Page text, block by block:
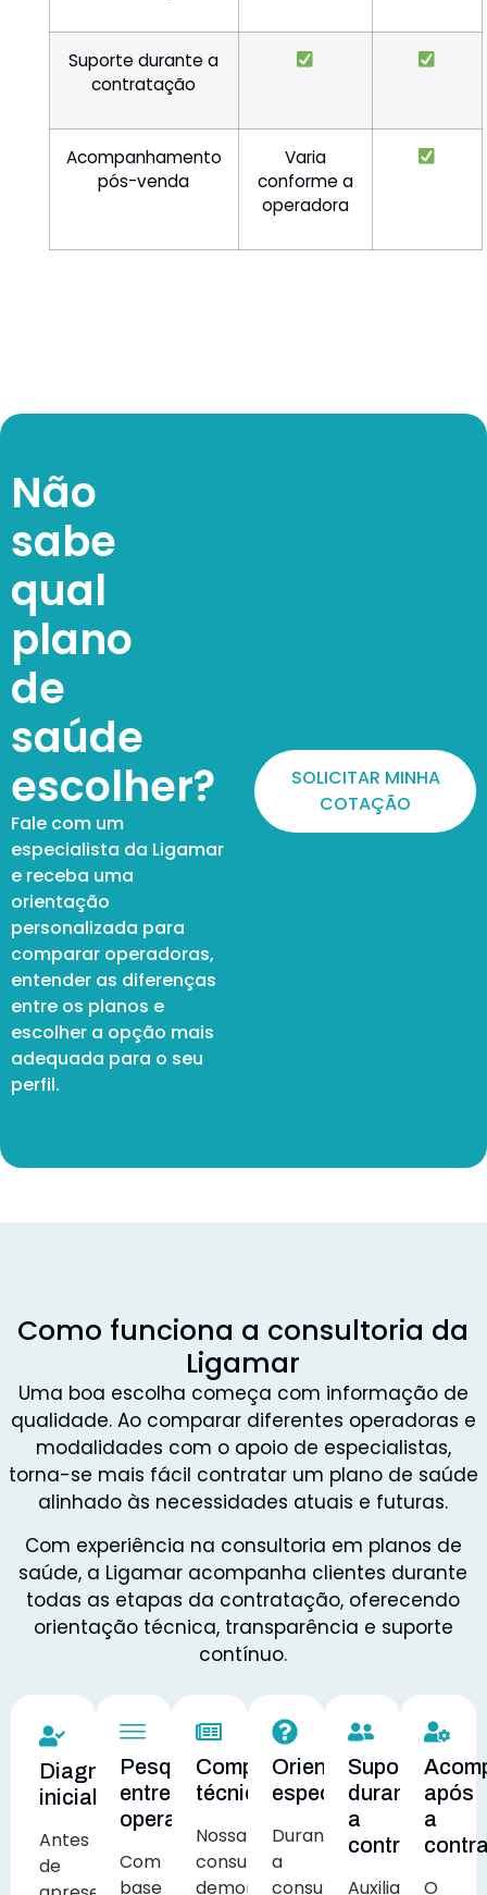
Suporte durante a
contratação
Acompanhamento
pós-venda
Varia
conforme a
operadora
Não
sabe
qual
plano
de
saúde
escolher?
Fale com um
especialista da Ligamar
e receba uma
orientação
personalizada para
comparar operadoras,
entender as diferenças
entre os planos e
escolher a opção mais
adequada para o seu
perfil.
SOLICITAR MINHA
COTAÇÃO
Como funciona a consultoria da
Ligamar
Uma boa escolha começa com informação de
qualidade. Ao comparar diferentes operadoras e
modalidades com o apoio de especialistas,
torna-se mais fácil contratar um plano de saúde
alinhado às necessidades atuais e futuras.
Com experiência na consultoria em planos de
saúde, a Ligamar acompanha clientes durante
todas as etapas da contratação, oferecendo
orientação técnica, transparência e suporte
contínuo.
Diagnóstico
inicial
Antes
de
Pesquisa
entre
operadoras
Com
base
Comparativo
técnico
Nossa
consultoria
demonstra
Orientação
especializada
Durante
a
consultoria,
Suporte
durante
a
contratação
Auxiliamos
após
a
O